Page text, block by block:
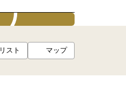
リスト マップ